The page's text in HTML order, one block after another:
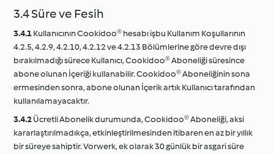
3.4 Süre ve Fesih
3.4.1Kullanıcının Cookidoo® hesabı işbu Kullanım Koşullarının
4.2.5, 4.2.9, 4.2.10, 4.2.12 ve 4.2.13 Bölümlerine göre devre dışı
bırakılmadığı sürece Kullanıcı, Cookidoo® Aboneliği süresince
abone olunan İçeriği kullanabilir. Cookidoo® Aboneliğinin sona
ermesinden sonra, abone olunan İçerik artık Kullanıcı tarafından
kullanılamayacaktır.
3.4.2Ücretli Abonelik durumunda, Cookidoo® Aboneliği, aksi
kararlaştırılmadıkça, etkinleştirilmesinden itibaren en az bir yıllık
bir süreye sahiptir. Vorwerk, ek olarak 30 günlük bir asgari süre